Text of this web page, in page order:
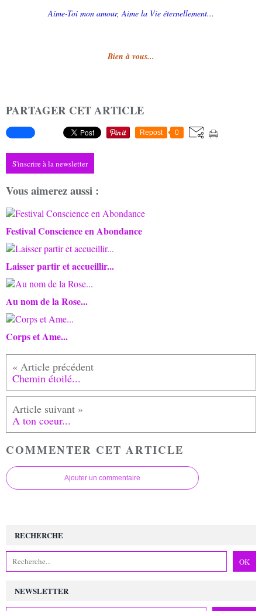
Aime-Toi mon amour, Aime la Vie éternellement...
Bien à vous...
PARTAGER CET ARTICLE
Repost 0
S'inscrire à la newsletter
Vous aimerez aussi :
Festival Conscience en Abondance
Laisser partir et accueillir...
Au nom de la Rose...
Corps et Ame...
Chemin étoilé...
A ton coeur...
COMMENTER CET ARTICLE
Ajouter un commentaire
NEWSLETTER
RECHERCHE